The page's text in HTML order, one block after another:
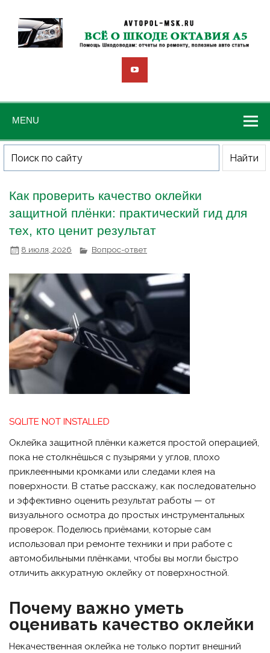
MENU
Как проверить качество оклейки
защитной плёнки: практический гид для
тех, кто ценит результат
8 июля, 2026 Вопрос-ответ
SQLITE NOT INSTALLED
Оклейка защитной плёнки кажется простой операцией,
пока не столкнёшься с пузырями у углов, плохо
приклеенными кромками или следами клея на
поверхности. В статье расскажу, как последовательно
и эффективно оценить результат работы — от
визуального осмотра до простых инструментальных
проверок. Поделюсь приёмами, которые сам
использовал при ремонте техники и при работе с
автомобильными плёнками, чтобы вы могли быстро
отличить аккуратную оклейку от поверхностной.
Почему важно уметь
оценивать качество оклейки
Некачественная оклейка не только портит внешний